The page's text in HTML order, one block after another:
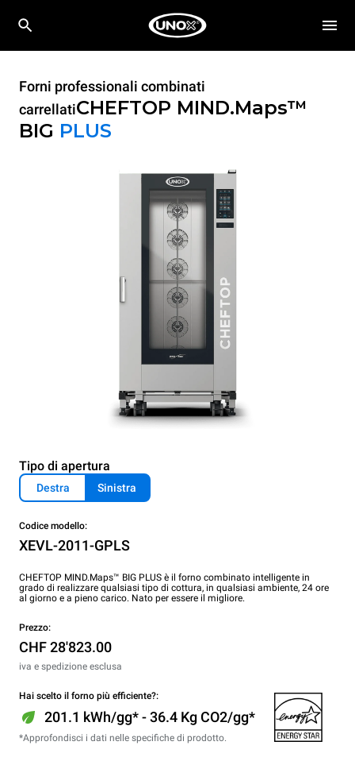
Forni professionali combinati
carrellatiCHEFTOP MIND.Maps™
BIG PLUS
Tipo di apertura
Destra Sinistra
Codice modello:
XEVL-2011-GPLS
CHEFTOP MIND.Maps™ BIG PLUS è il forno combinato intelligente in
grado di realizzare qualsiasi tipo di cottura, in qualsiasi ambiente, 24 ore
al giorno e a pieno carico. Nato per essere il migliore.
Prezzo:
CHF 28'823.00
iva e spedizione esclusa
Hai scelto il forno più efficiente?:
201.1 kWh/gg* - 36.4 Kg CO2/gg*
*Approfondisci i dati nelle specifiche di prodotto.